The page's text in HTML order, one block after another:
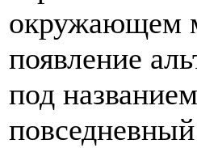
окружающем
появление
под